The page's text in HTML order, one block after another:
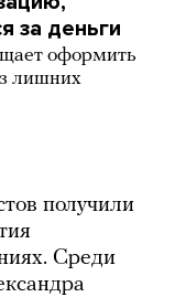
за деньги
оформить
лишних
получили
Среди